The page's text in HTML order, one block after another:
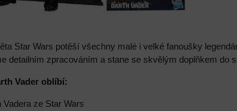
Star Wars potěší všechny malé i velké fanoušky
detailním zpracováním a stane se skvělým doplňkem do
Vader oblíbí:
Vadera ze Star Wars